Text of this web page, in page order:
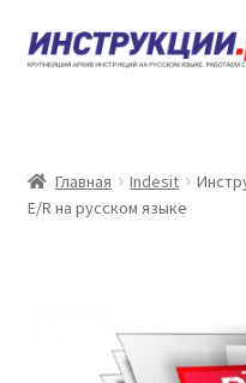
Перейти
к
Перейти
к
Каталог инструкций по
Контакты
Главная Indesit
E/R на русском языке